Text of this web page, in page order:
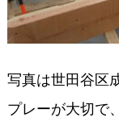
写真は世田谷区
プレーが大切で